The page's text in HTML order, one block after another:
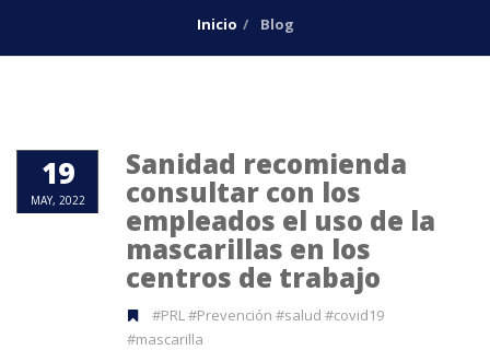
Inicio
Blog
19
MAY, 2022
Sanidad recomienda
consultar con los
empleados el uso de la
mascarillas en los
centros de trabajo
#PRL #Prevención #salud #covid19
#mascarilla